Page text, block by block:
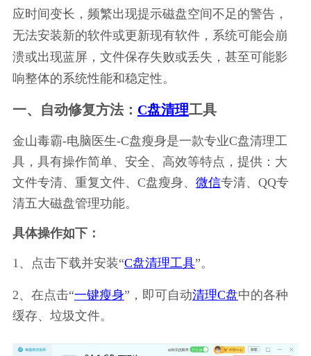
应时间变长，频繁出现提示磁盘空间不足的警告，
无法安装新的软件或更新现有软件，系统可能会崩
溃或出现蓝屏，文件保存失败或丢失，甚至可能影
响整体的系统性能和稳定性。
一、自动修复方法： C盘清理工具
金山毒霸-电脑医生-C盘瘦身是一款专业C盘清理工
具，具有操作简单、安全、高效等特点，提供：大
文件专清、重复文件、C盘瘦身、 微信专清、QQ专
清五大磁盘管理功能。
具体操作如下：
1、点击下载并安装“C盘清理工具”。
2、在点击“一键瘦身”，即可自动清理C盘中的各种
缓存、垃圾文件。